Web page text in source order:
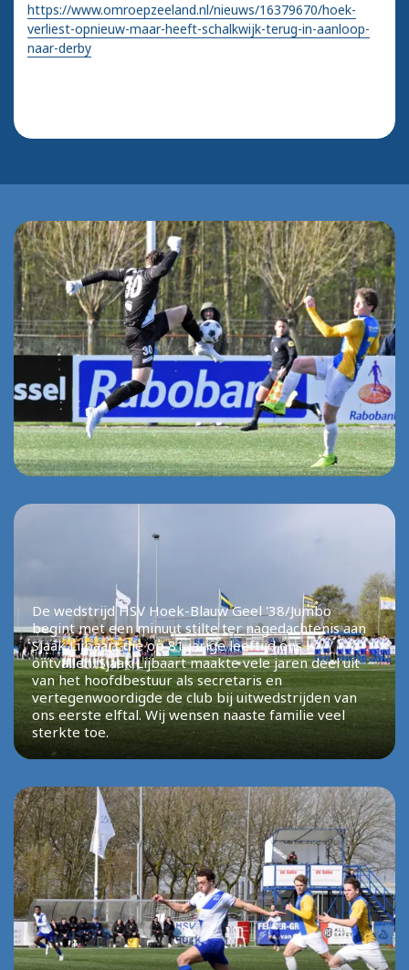
https://www.omroepzeeland.nl/nieuws/16379670/hoek-
verliest-opnieuw-maar-heeft-schalkwijk-terug-in-aanloop-
naar-derby
De wedstrijd HSV Hoek-Blauw Geel '38/Jumbo
begint met een minuut stilte ter nagedachtenis aan
Sjaak Lijbaart die op 81 jarige leeftijd ons is
ontvallen. Sjaak Lijbaart maakte vele jaren deel uit
van het hoofdbestuur als secretaris en
vertegenwoordigde de club bij uitwedstrijden van
ons eerste elftal. Wij wensen naaste familie veel
sterkte toe.